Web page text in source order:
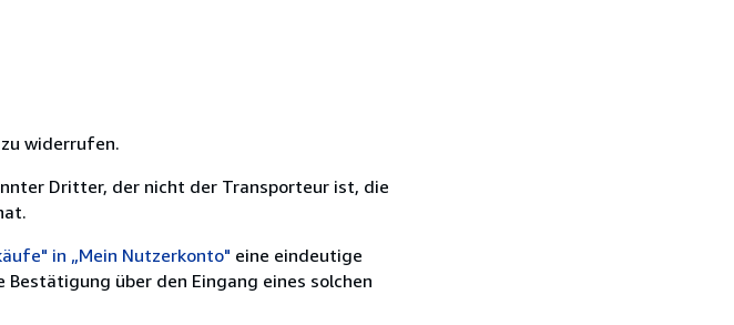
widerrufen.
Dritter, der nicht der Transporteur ist, die
in „Mein Nutzerkonto" eine eindeutige
Bestätigung über den Eingang eines solchen